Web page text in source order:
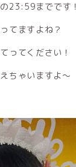
23:59までです！
てますよね？
ってください！
ちゃいますよ〜